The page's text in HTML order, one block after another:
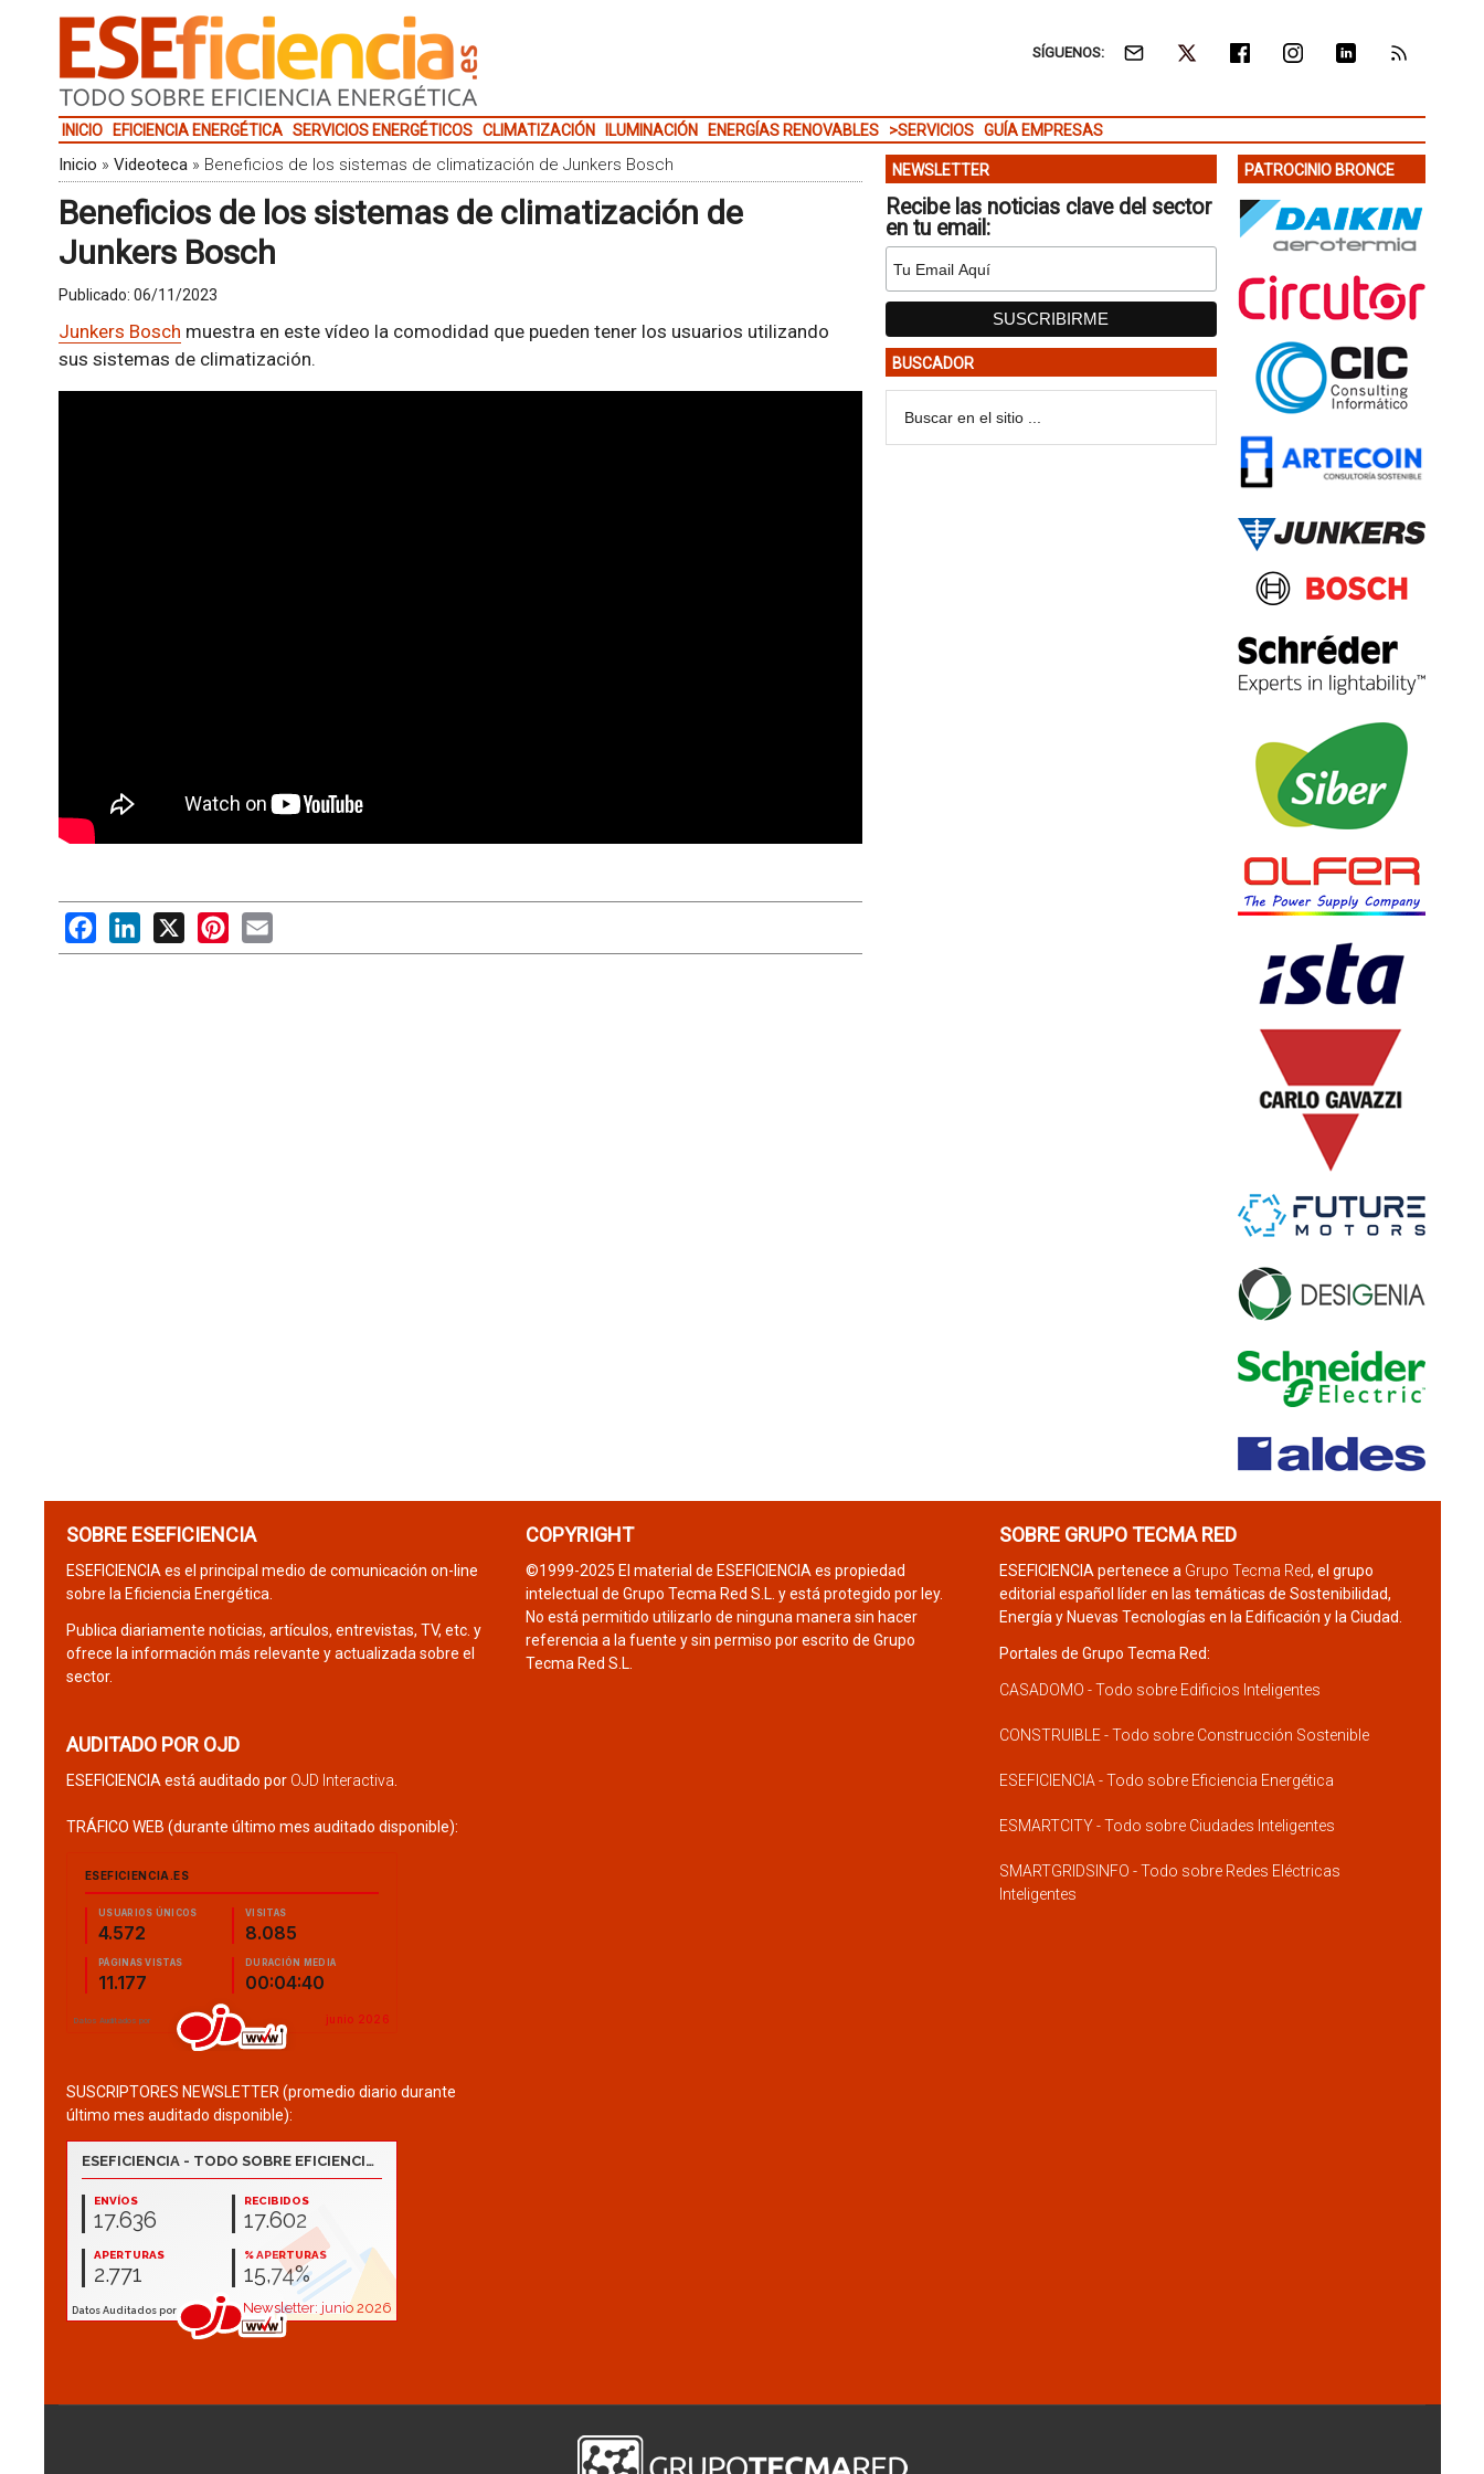
SÍGUENOS:
INICIO EFICIENCIA ENERGÉTICA SERVICIOS ENERGÉTICOS CLIMATIZACIÓN ILUMINACIÓN ENERGÍAS RENOVABLES >SERVICIOS GUÍA EMPRESAS
Inicio » Videoteca» Beneficios de los sistemas de climatización de Junkers Bosch
Beneficios de los sistemas de climatización de
Junkers Bosch
Publicado: 06/11/2023
Junkers Bosch muestra en este vídeo la comodidad que pueden tener los usuarios utilizando
sus sistemas de climatización.
FacebookLinkedIn
X PinterestEmail
NEWSLETTER
Recibe las noticias clave del sector
en tu email:
BUSCADOR
PATROCINIO BRONCE
SOBRE ESEFICIENCIA
ESEFICIENCIA es el principal medio de comunicación on-line
sobre la Eficiencia Energética.
Publica diariamente noticias, artículos, entrevistas, TV, etc. y
ofrece la información más relevante y actualizada sobre el
sector.
AUDITADO POR OJD
ESEFICIENCIA está auditado por OJD Interactiva
TRÁFICO WEB (durante último mes auditado disponible):
SUSCRIPTORES NEWSLETTER (promedio diario durante
último mes auditado disponible):
COPYRIGHT
©1999-2025 El material de ESEFICIENCIA es propiedad
intelectual de Grupo Tecma Red S.L. y está protegido por ley.
No está permitido utilizarlo de ninguna manera sin hacer
referencia a la fuente y sin permiso por escrito de Grupo
Tecma Red S.L.
SOBRE GRUPO TECMA RED
ESEFICIENCIA pertenece a Grupo Tecma Red, el grupo
editorial español líder en las temáticas de Sostenibilidad,
Energía y Nuevas Tecnologías en la Edificación y la Ciudad.
Portales de Grupo Tecma Red:
CASADOMO - Todo sobre Edificios Inteligentes
CONSTRUIBLE - Todo sobre Construcción Sostenible
ESEFICIENCIA - Todo sobre Eficiencia Energética
ESMARTCITY - Todo sobre Ciudades Inteligentes
SMARTGRIDSINFO - Todo sobre Redes Eléctricas
Inteligentes